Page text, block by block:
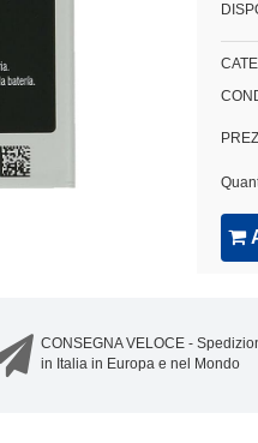
CONSEGNA VELOCE -
in Italia in Europa e nel Mondo